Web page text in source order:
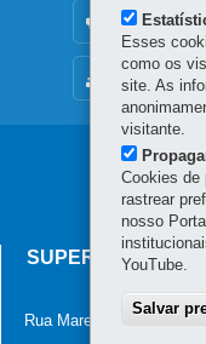
MAPA DO SITE
OUVIDORIA
principal
Rua Marechal Deodoro,
Esses
como os
site. As
visitante.
Cookies de
rastrear
nosso
YouTube.
Salvar